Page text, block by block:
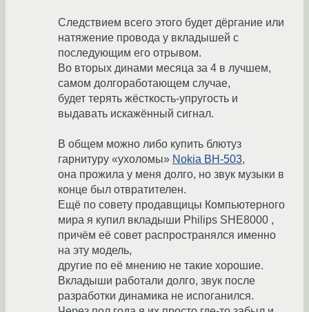
Следствием всего этого будет дёргание или
натяжение провода у вкладышей с
последующим его отрывом.
Во вторых динами месяца за 4 в лучшем,
самом долгоработающем случае,
будет терять жёсткость-упругость и
выдавать искажённый сигнал.
В общем можно либо купить блютуз
гарнитуру «ухоломы» Nokia BH-503,
она прожила у меня долго, но звук музыки в
конце был отвратителен.
Ещё по совету продавщицы Компьютерного
мира я купил вкладыши Philips SHE8000 ,
причём её совет распространялся именно
на эту модель,
другие по её мнению не такие хорошие.
Вкладыши работали долго, звук после
разработки динамика не испоганился.